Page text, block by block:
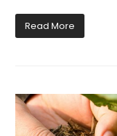
Read More